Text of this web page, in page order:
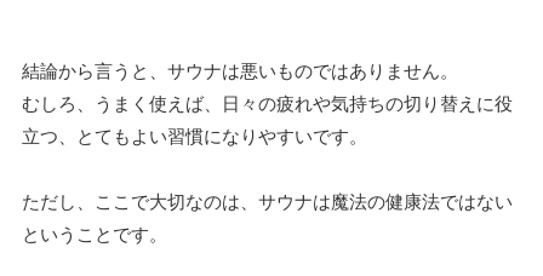
結論から言うと、サウナは悪いものではありません。
むしろ、うまく使えば、日々の疲れや気持ちの切り替えに役
立つ、とてもよい習慣になりやすいです。
ただし、ここで大切なのは、サウナは魔法の健康法ではない
ということです。